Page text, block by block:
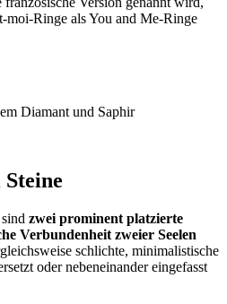
moi-Ringe als You and Me-Ringe
Diamant und Saphir
zwei prominent platzierte
Verbundenheit zweier Seelen
schlichte, minimalistische
oder nebeneinander eingefasst